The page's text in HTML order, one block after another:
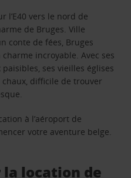
l’E40 vers le nord de
de Bruges. Ville
conte de fées, Bruges
incroyable. Avec ses
ses vieilles églises
difficile de trouver
à l’aéroport de
votre aventure belge.
location de